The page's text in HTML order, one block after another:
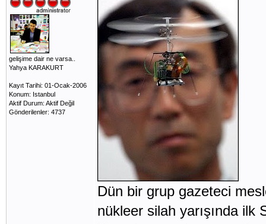
gelişime dair ne varsa..
Yahya KARAKURT
Kayıt Tarihi: 01-Ocak-2006
Konum: Istanbul
Aktif Durum: Aktif Değil
Gönderilenler: 4737
Dün bir grup gazeteci
nükleer silah yarışında ilk